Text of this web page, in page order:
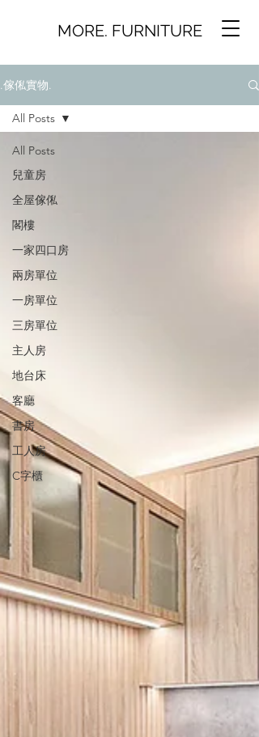
MORE. FURNITURE
.傢俬實物.
All Posts
兒童房
全屋傢俬
閣樓
一家四口房
兩房單位
一房單位
三房單位
主人房
地台床
客廳
書房
工人房
C字櫃
All Posts